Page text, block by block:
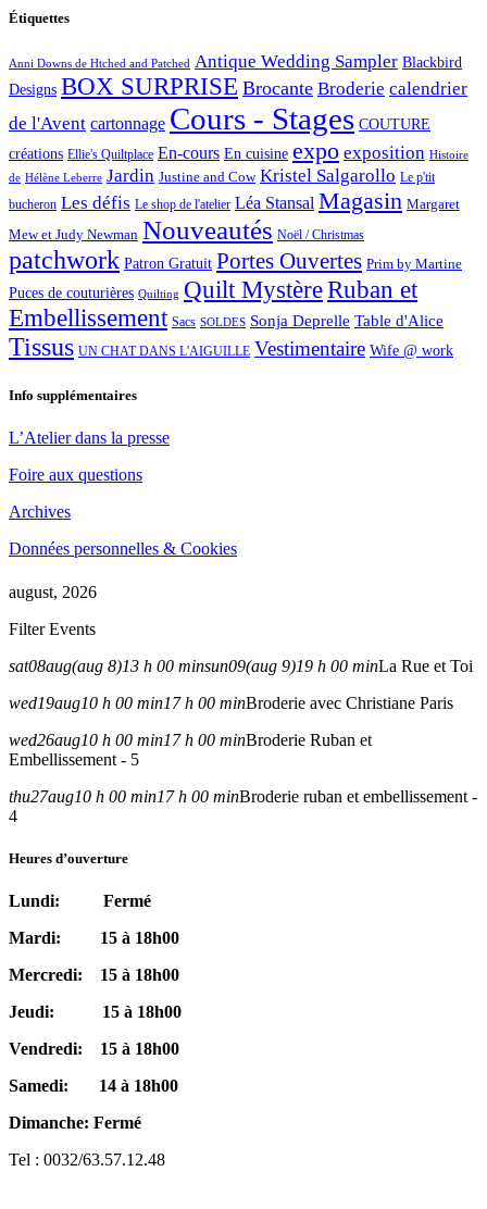
Étiquettes
Anni Downs de Htched and Patched Antique Wedding Sampler Blackbird
Designs BOX SURPRISE Brocante Broderie calendrier
de l'Avent cartonnage Cours - Stages COUTURE
créations Ellie's Quiltplace En-cours En cuisine expo exposition Histoire
de Hélène Leberre Jardin Justine and Cow Kristel Salgarollo Le p'tit
bucheron Les défis Le shop de l'atelier Léa Stansal Magasin Margaret
Mew et Judy Newman Nouveautés Noël / Christmas
patchwork Patron Gratuit Portes Ouvertes Prim by Martine
Puces de couturières Quilting Quilt MystèreRuban et
Embellissement Sacs SOLDES Sonja Deprelle Table d'Alice
Tissus UN CHAT DANS L'AIGUILLE Vestimentaire Wife @ work
Info supplémentaires
L’Atelier dans la presse
Foire aux questions
Archives
Données personnelles & Cookies
august, 2026
Filter Events
sat08aug(aug 8)13 h 00 minsun09(aug 9)19 h 00 minLa Rue et Toi
wed19aug10 h 00 min17 h 00 minBroderie avec Christiane Paris
wed26aug10 h 00 min17 h 00 minBroderie Ruban et
Embellissement - 5
thu27aug10 h 00 min17 h 00 minBroderie ruban et embellissement -
4
Heures d’ouverture
Lundi: Fermé
Mardi: 15 à 18h00
Mercredi: 15 à 18h00
Jeudi: 15 à 18h00
Vendredi: 15 à 18h00
Samedi: 14 à 18h00
Dimanche: Fermé
Tel : 0032/63.57.12.48